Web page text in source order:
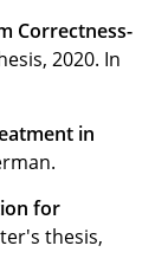
Correctness-
2020. In
in
for
thesis,